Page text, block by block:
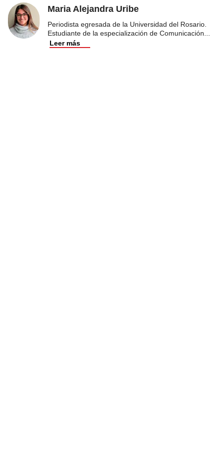
Maria Alejandra Uribe
Periodista egresada de la Universidad del Rosario.
Estudiante de la especialización de Comunicación
Leer más